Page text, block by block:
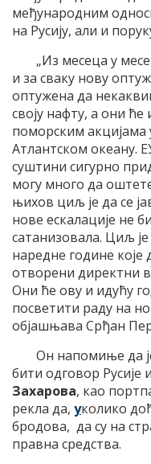
међународним
на Русију, али и
„Из месеца у
и за сваку нову
оптужена да
своју нафту, а они
поморским
Атлантском океану.
суштини сигурно
могу много да
њихов циљ је да се
нове ескалације не
сатанизовала. Циљ
наредне године које
отворени директни
Они ће ову и идућу
посветити раду на
објашњава Срђан
Он напомиње да
бити одговор Русије
Захарова, као
рекла да, уколико
бродова, да су на
правна средства.